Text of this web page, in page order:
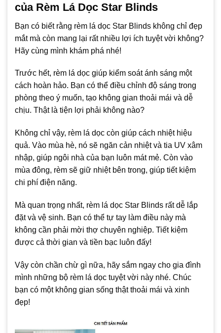
của Rèm Lá Dọc Star Blinds
Bạn có biết rằng rèm lá dọc Star Blinds không chỉ đẹp
mắt mà còn mang lại rất nhiều lợi ích tuyệt vời không?
Hãy cùng mình khám phá nhé!
Trước hết, rèm lá dọc giúp kiểm soát ánh sáng một
cách hoàn hảo. Bạn có thể điều chỉnh độ sáng trong
phòng theo ý muốn, tạo không gian thoải mái và dễ
chịu. Thật là tiện lợi phải không nào?
Không chỉ vậy, rèm lá dọc còn giúp cách nhiệt hiệu
quả. Vào mùa hè, nó sẽ ngăn cản nhiệt và tia UV xâm
nhập, giúp ngôi nhà của bạn luôn mát mẻ. Còn vào
mùa đông, rèm sẽ giữ nhiệt bên trong, giúp tiết kiệm
chi phí điện năng.
Mà quan trọng nhất, rèm lá dọc Star Blinds rất dễ lắp
đặt và vệ sinh. Bạn có thể tự tay làm điều này mà
không cần phải mời thợ chuyên nghiệp. Tiết kiệm
được cả thời gian và tiền bạc luôn đấy!
Vậy còn chần chừ gì nữa, hãy sắm ngay cho gia đình
mình những bộ rèm lá dọc tuyệt vời này nhé. Chúc
bạn có một không gian sống thật thoải mái và xinh
đẹp!